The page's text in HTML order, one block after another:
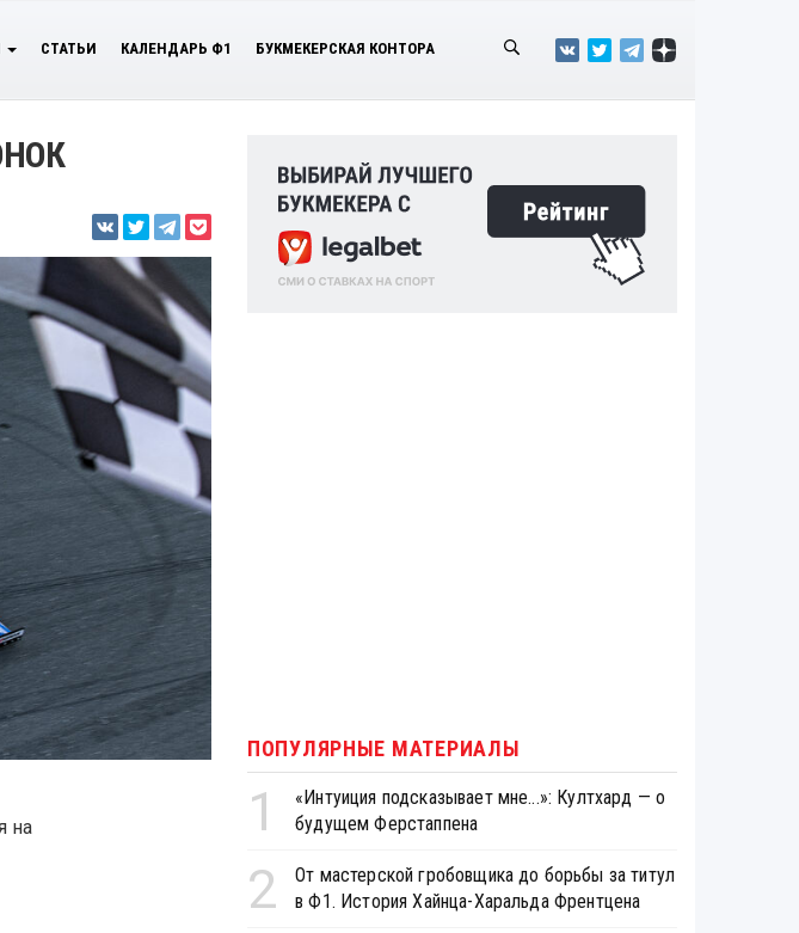
СТАТЬИ КАЛЕНДАРЬ Ф1 БУКМЕКЕРСКАЯ КОНТОРА
на
ПОПУЛЯРНЫЕ МАТЕРИАЛЫ
1
«Интуиция подсказывает мне...»: Култхард — о
будущем Ферстаппена
2
От мастерской гробовщика до борьбы за титул
в Ф1. История Хайнца-Харальда Френтцена